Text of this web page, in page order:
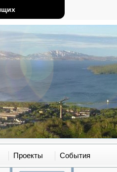
Проекты События